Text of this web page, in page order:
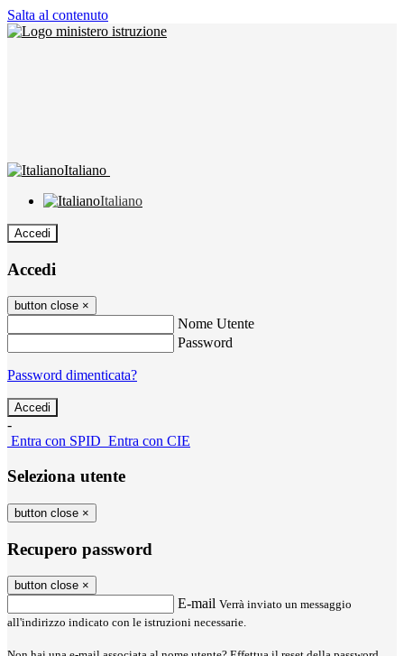
Salta al contenuto
Italiano
Italiano
Accedi
Accedi
button close ×
Nome Utente
Password
Password dimenticata?
-
Entra con SPID Entra con CIE
Seleziona utente
button close ×
Recupero password
button close ×
E-mail Verrà inviato un messaggio
all'indirizzo indicato con le istruzioni necessarie.